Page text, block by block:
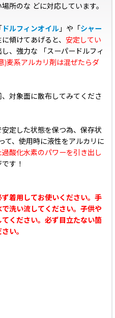
所のな どに対応しています。
ドルフィンオイル 」や「シャー
傾けてあげると、 安定してい
し、強力な 「スーパードルフィ
)麦系アルカリ剤は混ぜたらダ
対象面に散布してみてくださ
定した状態を保つ為、保存状
て、使用時に液性をアルカリに
過酸化水素のパワーを引き出し
す！
着用してお使いください。手
洗い流してください。子供や
ください。必ず目立たない箇
い。